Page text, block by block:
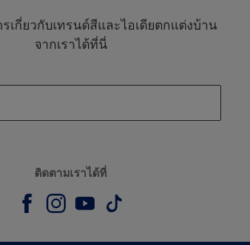
เกี่ยวกับเทรนด์สีและไอเดียตกแต่งบ้าน
จากเราได้ที่นี่
ติดตามเราได้ที่